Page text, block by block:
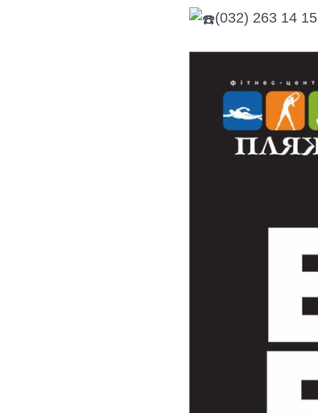
(032) 263 14 15